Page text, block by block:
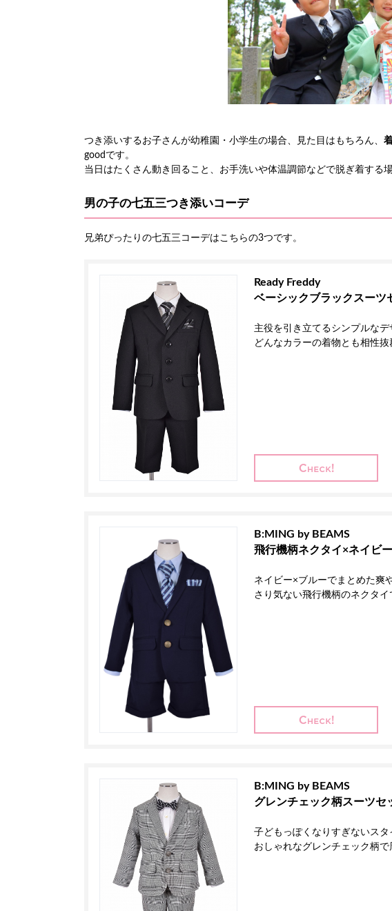
つき添いするお子さんが幼稚園・小学生の場合、見た目はもちろん、
goodです。
当日はたくさん動き回ること、お手洗いや体温調節などで脱ぎ着する
男の子の七五三つき添いコーデ
兄弟ぴったりの七五三コーデはこちらの3つです。
Ready Freddy
ベーシックブラックスーツ
主役を引き立てるシンプルなデ
どんなカラーの着物とも相性
B:MING by BEAMS
飛行機柄ネクタイ×ネイビ
ネイビー×ブルーでまとめた爽
さり気ない飛行機柄のネクタイ
B:MING by BEAMS
グレンチェック柄スーツセ
子どもっぽくなりすぎないスタ
おしゃれなグレンチェック柄で